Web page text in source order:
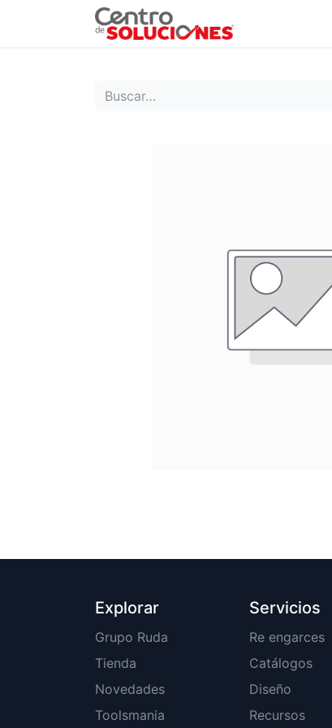
Explorar
Grupo Ruda
Tienda
Novedades
Toolsmania
Servicios
Re engarces
Catálogos
Diseño
Recursos